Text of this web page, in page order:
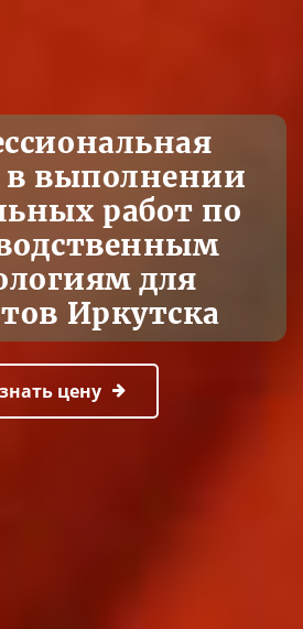
выполнении
работ по
для
Иркутска
цену